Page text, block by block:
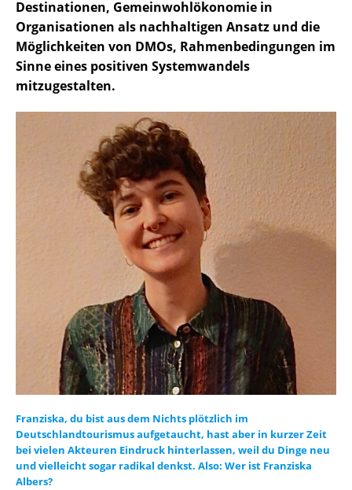
Destinationen, Gemeinwohlökonomie in
Organisationen als nachhaltigen Ansatz und die
Möglichkeiten von DMOs, Rahmenbedingungen im
Sinne eines positiven Systemwandels
mitzugestalten.
Franziska, du bist aus dem Nichts plötzlich im
Deutschlandtourismus aufgetaucht, hast aber in kurzer Zeit
bei vielen Akteuren Eindruck hinterlassen, weil du Dinge neu
und vielleicht sogar radikal denkst. Also: Wer ist Franziska
Albers?